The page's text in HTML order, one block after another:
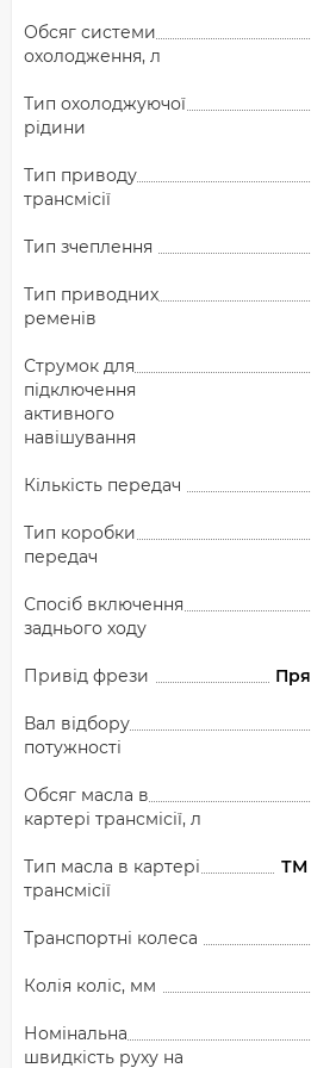
Обсяг системи
охолодження, л
Тип охолоджуючої
рідини
Тип приводу
трансмісії
Тип зчеплення
Тип приводних
ременів
Струмок для
підключення
активного
навішування
Кількість передач
Тип коробки
передач
Спосіб включення
заднього ходу
Привід фрези
Вал відбору
потужності
Обсяг масла в
картері трансмісії, л
Тип масла в картері
трансмісії
ТМ
Транспортні колеса
Колія коліс, мм
Номінальна
швидкість руху на